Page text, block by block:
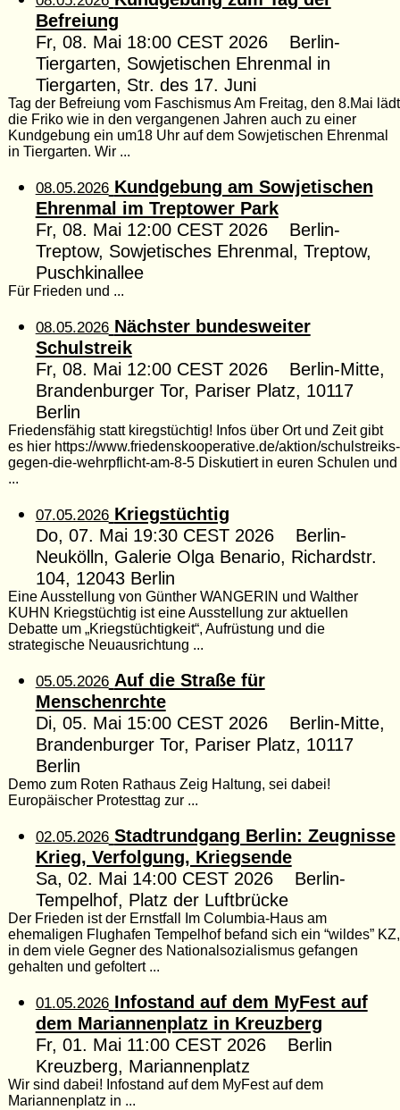
Befreiung
Fr, 08. Mai 18:00 CEST 2026 Berlin-
Tiergarten, Sowjetischen Ehrenmal in
Tiergarten, Str. des 17. Juni
Tag der Befreiung vom Faschismus Am Freitag, den 8.Mai lädt
die Friko wie in den vergangenen Jahren auch zu einer
Kundgebung ein um18 Uhr auf dem Sowjetischen Ehrenmal
in Tiergarten. Wir ...
08.05.2026 Kundgebung am Sowjetischen
Ehrenmal im Treptower Park
Fr, 08. Mai 12:00 CEST 2026 Berlin-
Treptow, Sowjetisches Ehrenmal, Treptow,
Puschkinallee
Für Frieden und ...
08.05.2026 Nächster bundesweiter
Schulstreik
Fr, 08. Mai 12:00 CEST 2026 Berlin-Mitte,
Brandenburger Tor, Pariser Platz, 10117
Berlin
Friedensfähig statt kiregstüchtig! Infos über Ort und Zeit gibt
es hier https://www.friedenskooperative.de/aktion/schulstreiks-
gegen-die-wehrpflicht-am-8-5 Diskutiert in euren Schulen und
...
07.05.2026 Kriegstüchtig
Do, 07. Mai 19:30 CEST 2026 Berlin-
Neukölln, Galerie Olga Benario, Richardstr.
104, 12043 Berlin
Eine Ausstellung von Günther WANGERIN und Walther
KUHN Kriegstüchtig ist eine Ausstellung zur aktuellen
Debatte um „Kriegstüchtigkeit“, Aufrüstung und die
strategische Neuausrichtung ...
05.05.2026 Auf die Straße für
Menschenrchte
Di, 05. Mai 15:00 CEST 2026 Berlin-Mitte,
Brandenburger Tor, Pariser Platz, 10117
Berlin
Demo zum Roten Rathaus Zeig Haltung, sei dabei!
Europäischer Protesttag zur ...
02.05.2026 Stadtrundgang Berlin: Zeugnisse
Krieg, Verfolgung, Kriegsende
Sa, 02. Mai 14:00 CEST 2026 Berlin-
Tempelhof, Platz der Luftbrücke
Der Frieden ist der Ernstfall Im Columbia-Haus am
ehemaligen Flughafen Tempelhof befand sich ein “wildes” KZ,
in dem viele Gegner des Nationalsozialismus gefangen
gehalten und gefoltert ...
01.05.2026 Infostand auf dem MyFest auf
dem Mariannenplatz in Kreuzberg
Fr, 01. Mai 11:00 CEST 2026 Berlin
Kreuzberg, Mariannenplatz
Wir sind dabei! Infostand auf dem MyFest auf dem
Mariannenplatz in ...